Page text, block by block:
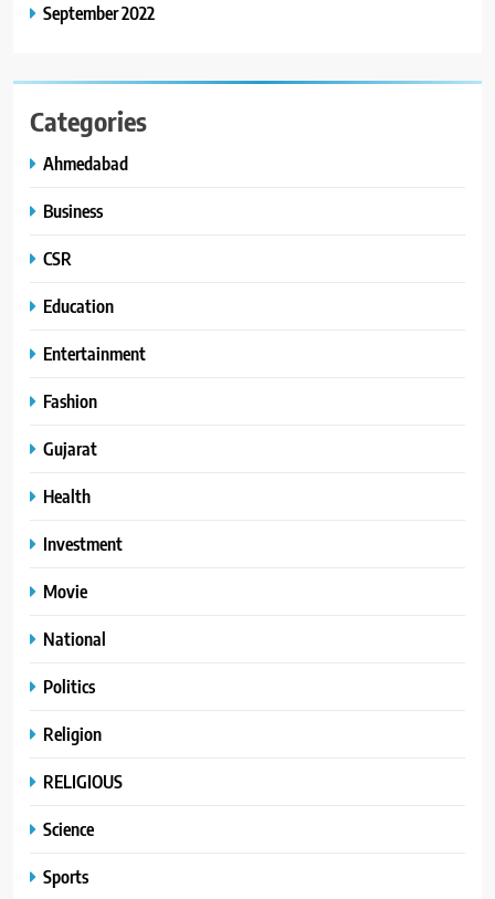
September 2022
Categories
Ahmedabad
Business
CSR
Education
Entertainment
Fashion
Gujarat
Health
Investment
Movie
National
Politics
Religion
RELIGIOUS
Science
Sports